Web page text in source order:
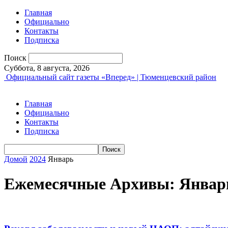
Главная
Официально
Контакты
Подписка
Поиск
Суббота, 8 августа, 2026
Официальный сайт газеты «Вперед» | Тюменцевский район
Главная
Официально
Контакты
Подписка
Домой 2024 Январь
Ежемесячные Архивы: